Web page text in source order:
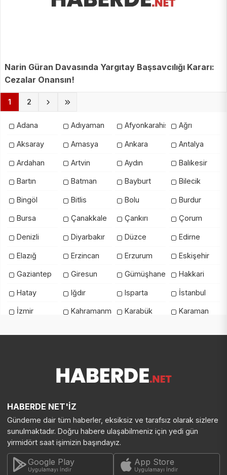
Narin Güran Davasında Yargıtay Başsavcılığı Kararı:
Cezalar Onansın!
1 (current)
2
Adana Adıyaman Afyonkarahisar Ağrı
Aksaray Amasya Ankara Antalya
Ardahan Artvin Aydın Balıkesir
Bartın Batman Bayburt Bilecik
Bingöl Bitlis Bolu Burdur
Bursa Çanakkale Çankırı Çorum
Denizli Diyarbakır Düzce Edirne
Elazığ Erzincan Erzurum Eskişehir
Gaziantep Giresun Gümüşhane Hakkari
Hatay Iğdır Isparta İstanbul
İzmir KahramanmaraşKarabük Karaman
Kütahya Malatya
Mersin Muğla
Nevşehir Niğde
Rize Sakarya Samsun Şanlıurfa
Siirt Sinop
Tekirdağ Tokat Trabzon
HABERDE NET'İZ
Gündeme dair tüm haberler, eksiksiz ve tarafsız olarak sizlere
sunulmaktadır. Doğru habere ulaşabilmeniz için yedi gün
yirmidört saat işimizin başındayız.
Google Play
Uygulamayı İndir
App Store
Uygulamayı İndir